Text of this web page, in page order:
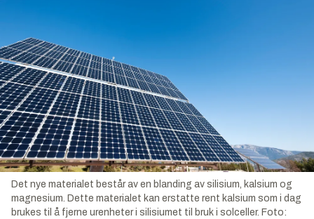
Det nye materialet består av en blanding av silisium, kalsium og
magnesium. Dette materialet kan erstatte rent kalsium som i dag
brukes til å fjerne urenheter i silisiumet til bruk i solceller. Foto: